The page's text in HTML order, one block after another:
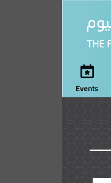
Events